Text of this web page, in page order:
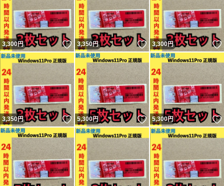
3,300円 いいね！
3,350円 いいね！
3,300円
3,350円 いいね！
5,300円 いいね！
5,300円